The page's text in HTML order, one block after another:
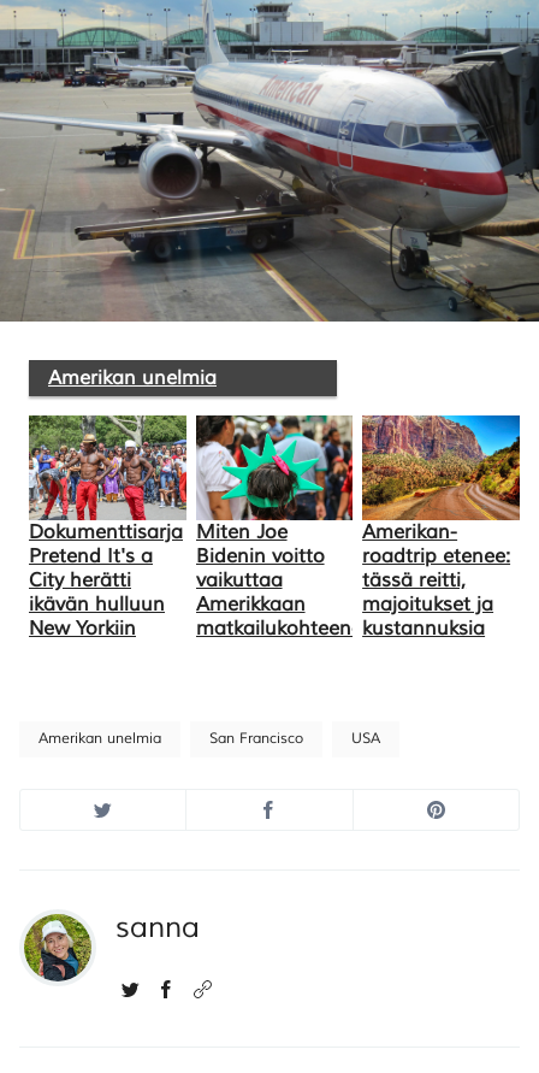
Amerikan unelmia
Dokumenttisarja
Pretend It's a
City herätti
ikävän hulluun
New Yorkiin
Miten Joe
Bidenin voitto
vaikuttaa
Amerikkaan
matkailukohteena?
Amerikan-
roadtrip etenee:
tässä reitti,
majoitukset ja
kustannuksia
Amerikan unelmia San Francisco USA
sanna